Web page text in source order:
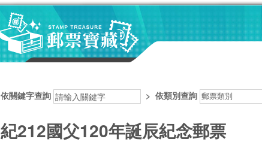
依關鍵字查詢 > 依類別查詢
紀212國父120年誕辰紀念郵票